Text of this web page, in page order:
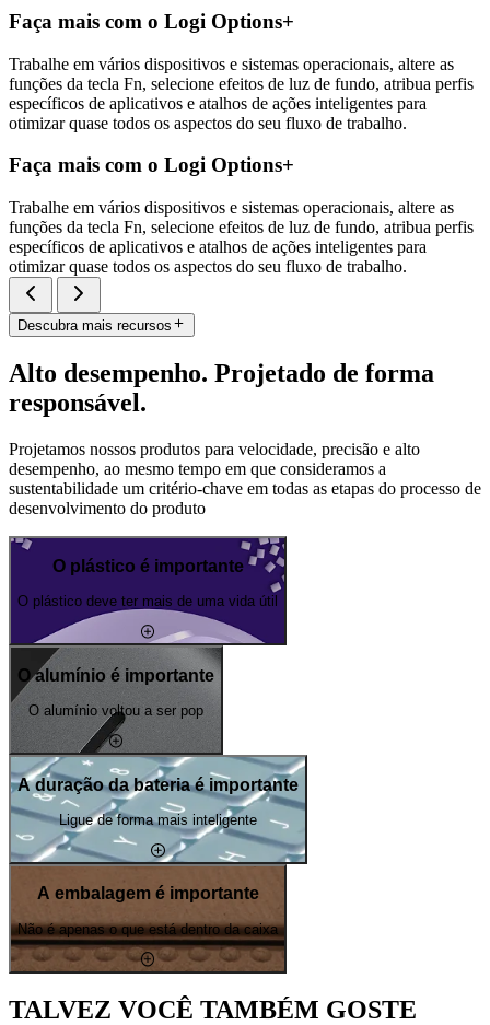
Faça mais com o Logi Options+
Trabalhe em vários dispositivos e sistemas operacionais, altere as
funções da tecla Fn, selecione efeitos de luz de fundo, atribua perfis
específicos de aplicativos e atalhos de ações inteligentes para
otimizar quase todos os aspectos do seu fluxo de trabalho.
Faça mais com o Logi Options+
Trabalhe em vários dispositivos e sistemas operacionais, altere as
funções da tecla Fn, selecione efeitos de luz de fundo, atribua perfis
específicos de aplicativos e atalhos de ações inteligentes para
otimizar quase todos os aspectos do seu fluxo de trabalho.
Descubra mais recursos
Alto desempenho. Projetado de forma
responsável.
Projetamos nossos produtos para velocidade, precisão e alto
desempenho, ao mesmo tempo em que consideramos a
sustentabilidade um critério-chave em todas as etapas do processo de
desenvolvimento do produto
O plástico é importante
O plástico deve ter mais de uma vida útil
O alumínio é importante
O alumínio voltou a ser pop
A duração da bateria é importante
Ligue de forma mais inteligente
A embalagem é importante
Não é apenas o que está dentro da caixa
TALVEZ VOCÊ TAMBÉM GOSTE